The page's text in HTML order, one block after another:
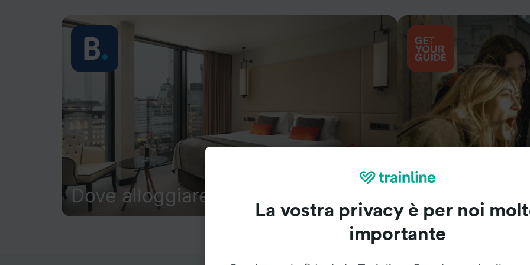
Dove alloggiare
La vostra privacy è per noi
importante